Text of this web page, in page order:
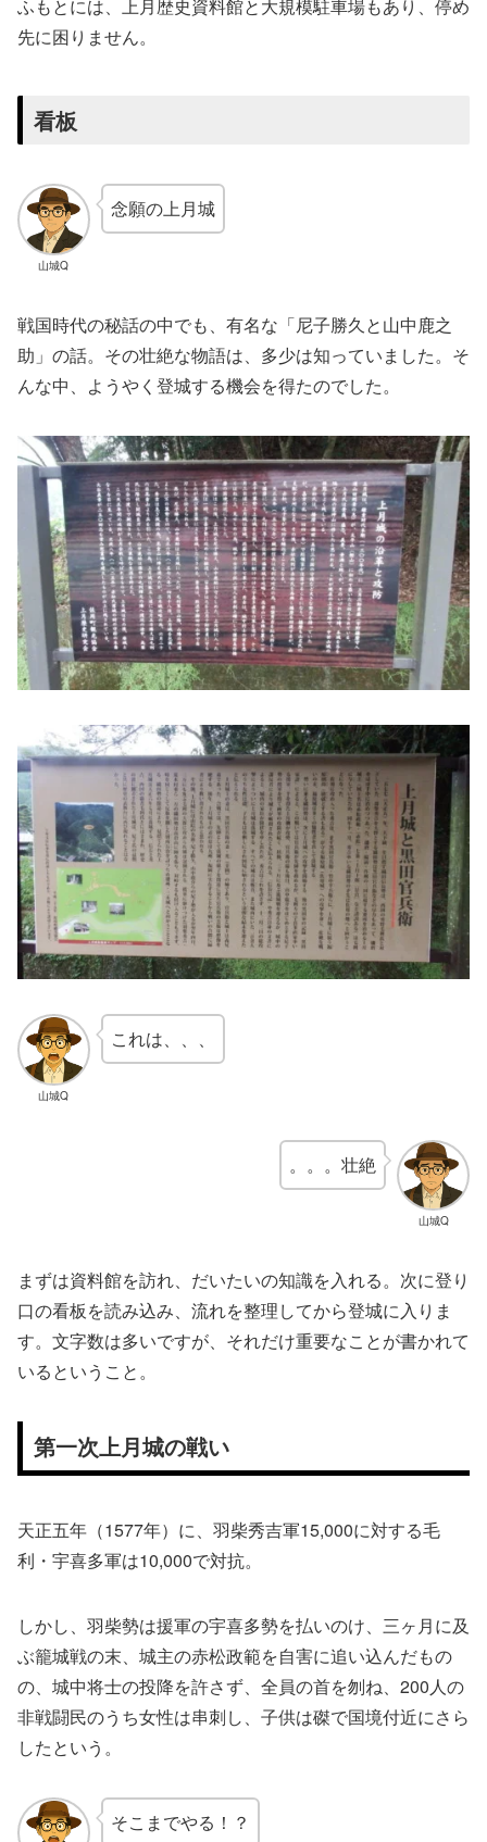
ふもとには、上月歴史資料館と大規模駐車場もあり、停め
先に困りません。
看板
山城Q
念願の上月城
戦国時代の秘話の中でも、有名な「尼子勝久と山中鹿之
助」の話。その壮絶な物語は、多少は知っていました。そ
んな中、ようやく登城する機会を得たのでした。
山城Q
これは、、、
山城Q
。。。壮絶
まずは資料館を訪れ、だいたいの知識を入れる。次に登り
口の看板を読み込み、流れを整理してから登城に入りま
す。文字数は多いですが、それだけ重要なことが書かれて
いるということ。
第一次上月城の戦い
天正五年（1577年）に、羽柴秀吉軍15,000に対する毛
利・宇喜多軍は10,000で対抗。
しかし、羽柴勢は援軍の宇喜多勢を払いのけ、三ヶ月に及
ぶ籠城戦の末、城主の赤松政範を自害に追い込んだもの
の、城中将士の投降を許さず、全員の首を刎ね、200人の
非戦闘民のうち女性は串刺し、子供は磔で国境付近にさら
したという。
そこまでやる！？